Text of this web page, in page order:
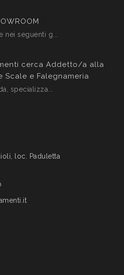
nei seguenti g...
cerca Addetto/a alla
Scale e Falegnameria
specializza...
loc. Paduletta